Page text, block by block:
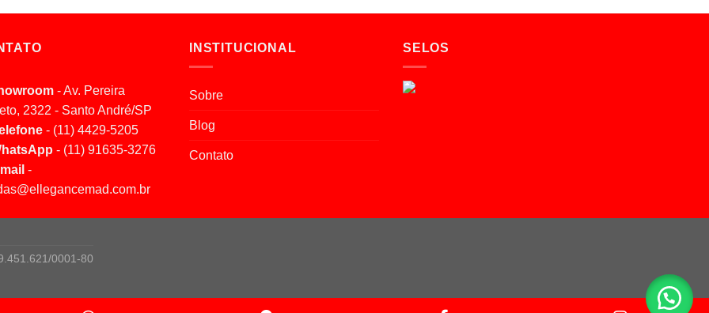
- Av. Pereira
2322 - Santo André/SP
- (11) 4429-5205
- (11) 91635-3276
-
INSTITUCIONAL
Sobre
Blog
Contato
SELOS
0001-80